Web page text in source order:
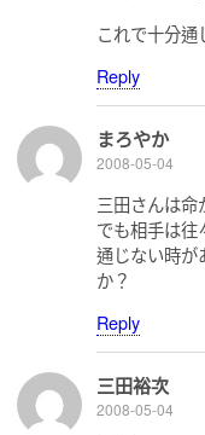
これで十分通
Reply
まろやか
2008-05-04
三田さんは命
でも相手は往
通じない時が
か？
Reply
三田裕次
2008-05-04